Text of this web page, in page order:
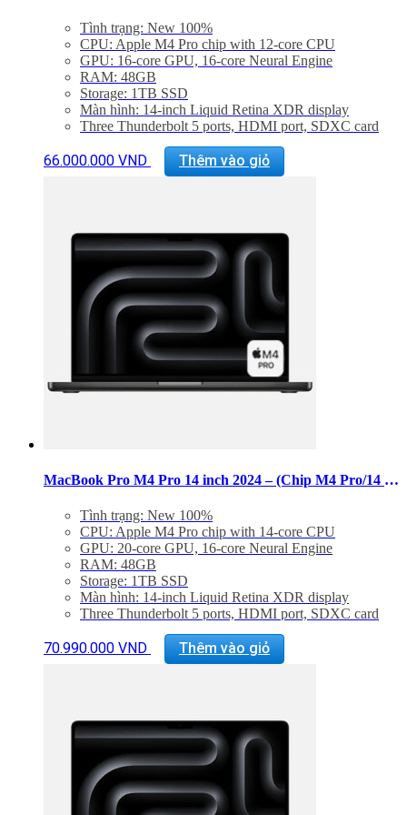
Tình trạng: New 100%
CPU: Apple M4 Pro chip with 12‑core CPU
GPU: 16‑core GPU, 16‑core Neural Engine
RAM: 48GB
Storage: 1TB SSD
Màn hình: 14-inch Liquid Retina XDR display
Three Thunderbolt 5 ports, HDMI port, SDXC card
Backlit Magic Keyboard with Touch ID – US English
Trọng lượng: 1,60 kg
66.000.000 VND Thêm vào giỏ
MacBook Pro M4 Pro 14 inch 2024 – (Chip M4 Pro/14 CPU/20 GPU/RAM 48GB/SSD 1TB)
Tình trạng: New 100%
CPU: Apple M4 Pro chip with 14‑core CPU
GPU: 20‑core GPU, 16‑core Neural Engine
RAM: 48GB
Storage: 1TB SSD
Màn hình: 14-inch Liquid Retina XDR display
Three Thunderbolt 5 ports, HDMI port, SDXC card
Backlit Magic Keyboard with Touch ID – US English
Trọng lượng: 1,60 kg
70.990.000 VND Thêm vào giỏ